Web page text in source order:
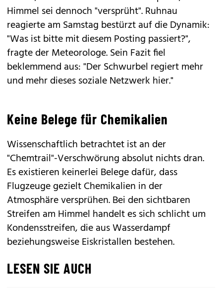
Himmel sei dennoch "versprüht". Ruhnau
reagierte am Samstag bestürzt auf die Dynamik:
"Was ist bitte mit diesem Posting passiert?",
fragte der Meteorologe. Sein Fazit fiel
beklemmend aus: "Der Schwurbel regiert mehr
und mehr dieses soziale Netzwerk hier."
Keine Belege für Chemikalien
Wissenschaftlich betrachtet ist an der
"Chemtrail"-Verschwörung absolut nichts dran.
Es existieren keinerlei Belege dafür, dass
Flugzeuge gezielt Chemikalien in der
Atmosphäre versprühen. Bei den sichtbaren
Streifen am Himmel handelt es sich schlicht um
Kondensstreifen, die aus Wasserdampf
beziehungsweise Eiskristallen bestehen.
LESEN SIE AUCH